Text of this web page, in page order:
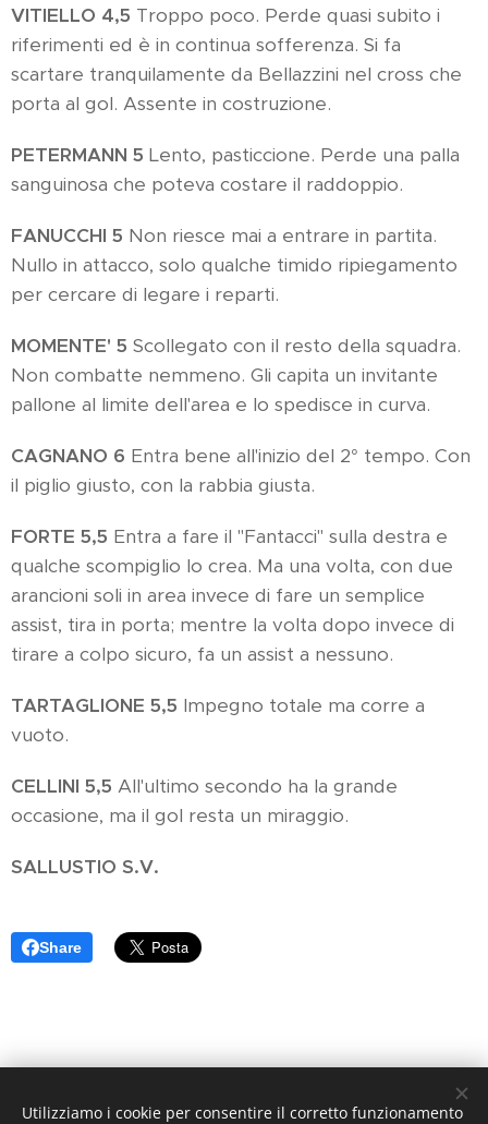
VITIELLO 4,5 Troppo poco. Perde quasi subito i
riferimenti ed è in continua sofferenza. Si fa
scartare tranquilamente da Bellazzini nel cross che
porta al gol. Assente in costruzione.
PETERMANN 5 Lento, pasticcione. Perde una palla
sanguinosa che poteva costare il raddoppio.
FANUCCHI 5 Non riesce mai a entrare in partita.
Nullo in attacco, solo qualche timido ripiegamento
per cercare di legare i reparti.
MOMENTE' 5 Scollegato con il resto della squadra.
Non combatte nemmeno. Gli capita un invitante
pallone al limite dell'area e lo spedisce in curva.
CAGNANO 6 Entra bene all'inizio del 2° tempo. Con
il piglio giusto, con la rabbia giusta.
FORTE 5,5 Entra a fare il "Fantacci" sulla destra e
qualche scompiglio lo crea. Ma una volta, con due
arancioni soli in area invece di fare un semplice
assist, tira in porta; mentre la volta dopo invece di
tirare a colpo sicuro, fa un assist a nessuno.
TARTAGLIONE 5,5 Impegno totale ma corre a
vuoto.
CELLINI 5,5 All'ultimo secondo ha la grande
occasione, ma il gol resta un miraggio.
SALLUSTIO S.V.
Share
Utilizziamo i cookie per consentire il corretto funzionamento